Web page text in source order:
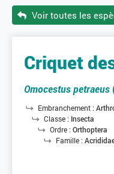
Voir toutes les
Criquet
Omocestus petraeus
Embranchement :
Classe : Insecta
Ordre : Orthoptera
Famille :